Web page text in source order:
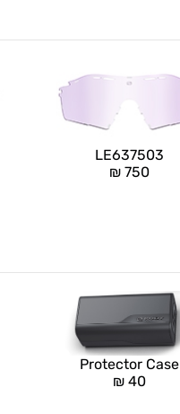
LE637503
₪ 750
Protector Case
₪ 40